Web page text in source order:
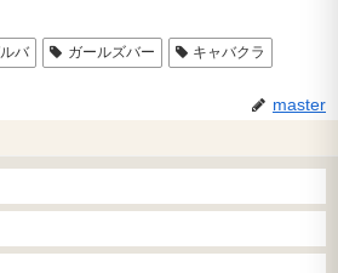
バ ガールズバー キャバクラ
master